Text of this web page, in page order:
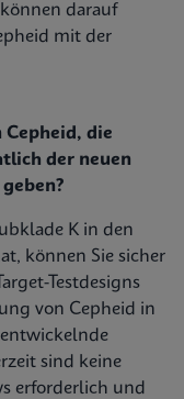
darauf
mit der
Cepheid, die
der neuen
K in den
können Sie sicher
Testdesigns
von Cepheid in
sind keine
erforderlich und